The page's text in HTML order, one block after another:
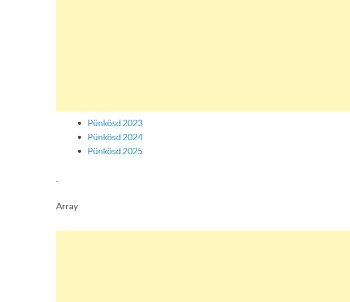
Pünkösd 2023
Pünkösd 2024
Pünkösd 2025
.
Array